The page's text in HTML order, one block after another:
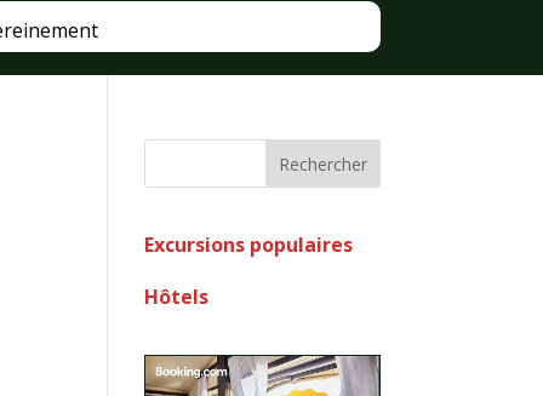
Rechercher
Excursions populaires
Hôtels